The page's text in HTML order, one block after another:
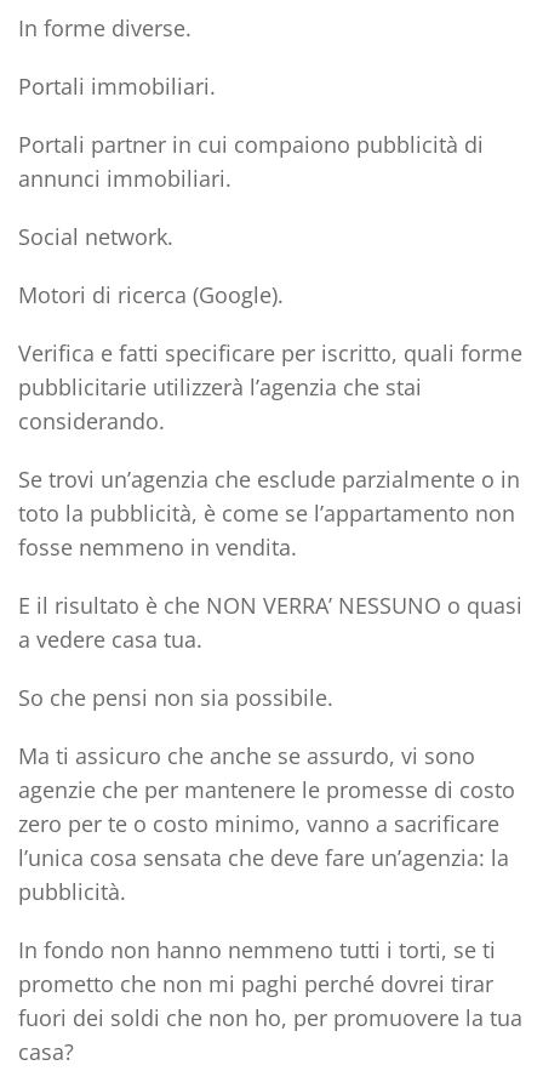
In forme diverse.
Portali immobiliari.
Portali partner in cui compaiono pubblicità di
annunci immobiliari.
Social network.
Motori di ricerca (Google).
Verifica e fatti specificare per iscritto, quali forme
pubblicitarie utilizzerà l’agenzia che stai
considerando.
Se trovi un’agenzia che esclude parzialmente o in
toto la pubblicità, è come se l’appartamento non
fosse nemmeno in vendita.
E il risultato è che NON VERRA’ NESSUNO o quasi
a vedere casa tua.
So che pensi non sia possibile.
Ma ti assicuro che anche se assurdo, vi sono
agenzie che per mantenere le promesse di costo
zero per te o costo minimo, vanno a sacrificare
l’unica cosa sensata che deve fare un’agenzia: la
pubblicità.
In fondo non hanno nemmeno tutti i torti, se ti
prometto che non mi paghi perché dovrei tirar
fuori dei soldi che non ho, per promuovere la tua
casa?